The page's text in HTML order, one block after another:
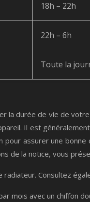
18h – 22h
22h – 6h
Toute la
la durée de vie de
Il est
assurer une
de la notice, vous
Consultez
mois avec un chiffon